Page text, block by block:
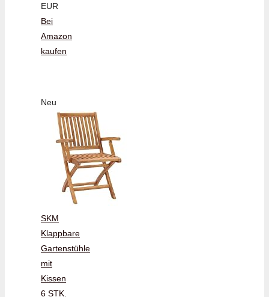
EUR
Bei
Amazon
kaufen
Neu
SKM
Klappbare
Gartenstühle
mit
Kissen
6 STK.